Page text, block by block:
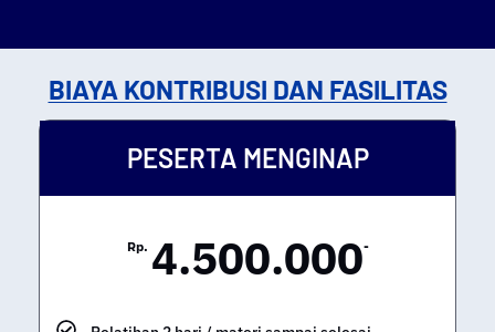
BIAYA KONTRIBUSI DAN FASILITAS
PESERTA MENGINAP
Rp. 4.500.000-